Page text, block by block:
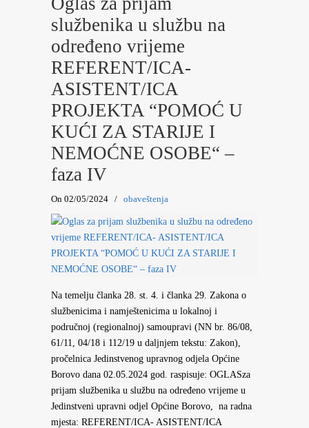
službenika u službu na
određeno vrijeme
REFERENT/ICA-
ASISTENT/ICA
PROJEKTA “POMOĆ U
KUĆI ZA STARIJE I
NEMOĆNE OSOBE“ –
faza IV
On 02/05/2024 / obaveštenja
Na temelju članka 28. st. 4. i članka 29. Zakona o
službenicima i namještenicima u lokalnoj i
područnoj (regionalnoj) samoupravi (NN br. 86/08,
61/11, 04/18 i 112/19 u daljnjem tekstu: Zakon),
pročelnica Jedinstvenog upravnog odjela Općine
Borovo dana 02.05.2024 god. raspisuje: OGLASza
prijam službenika u službu na određeno vrijeme u
Jedinstveni upravni odjel Općine Borovo, na radna
mjesta: REFERENT/ICA- ASISTENT/ICA